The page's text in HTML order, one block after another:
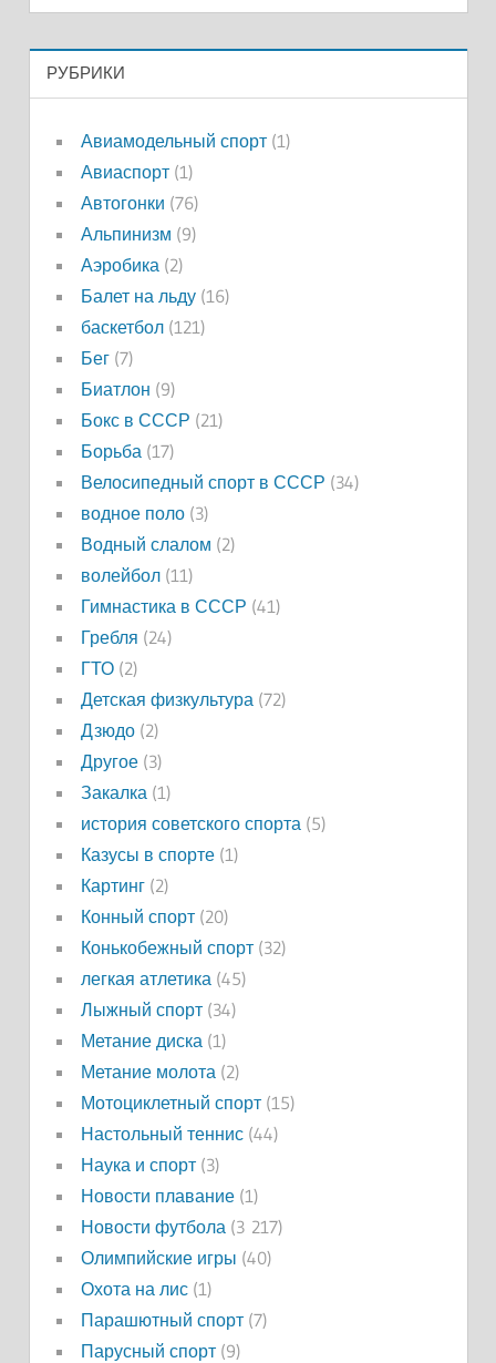
РУБРИКИ
Авиамодельный спорт(1)
Авиаспорт(1)
Автогонки (76)
Альпинизм (9)
Аэробика (2)
Балет на льду(16)
баскетбол(121)
Бег(7)
Биатлон (9)
Бокс в СССР (21)
Борьба (17)
Велосипедный спорт в СССР (34)
водное поло(3)
Водный слалом (2)
волейбол(11)
Гимнастика в СССР (41)
Гребля (24)
ГТО(2)
Детская физкультура (72)
Дзюдо(2)
Другое(3)
Закалка (1)
история советского спорта (5)
Казусы в спорте(1)
Картинг(2)
Конный спорт(20)
Конькобежный спорт(32)
легкая атлетика (45)
Лыжный спорт(34)
Метание диска (1)
Метание молота (2)
Мотоциклетный спорт(15)
Настольный теннис(44)
Наука и спорт(3)
Новости плавание(1)
Новости футбола (3 217)
Олимпийские игры (40)
Охота на лис(1)
Парашютный спорт(7)
Парусный спорт(9)